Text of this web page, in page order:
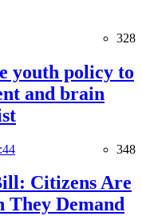
328
youth policy to
and brain
348
Citizens Are
They Demand